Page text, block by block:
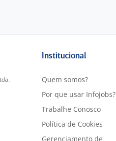
Institucional
Quem somos?
Por que usar Infojobs?
Trabalhe Conosco
Política de Cookies
Gerenciamento de